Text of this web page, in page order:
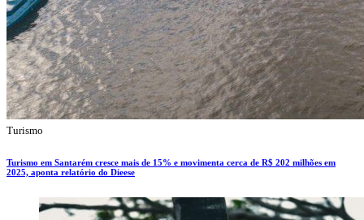
Turismo
Turismo em Santarém cresce mais de 15% e movimenta cerca de R$ 202 milhões em
2025, aponta relatório do Dieese